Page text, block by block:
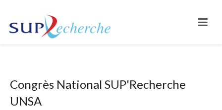
Congrès National SUP'Recherche
UNSA